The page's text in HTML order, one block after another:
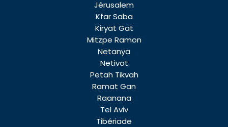
Jérusalem
Kfar Saba
Kiryat Gat
Mitzpe Ramon
Netanya
Netivot
Petah Tikvah
Ramat Gan
Raanana
Tel Aviv
Tibériade